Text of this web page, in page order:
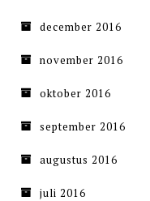
december 2016
november 2016
oktober 2016
september 2016
augustus 2016
juli 2016